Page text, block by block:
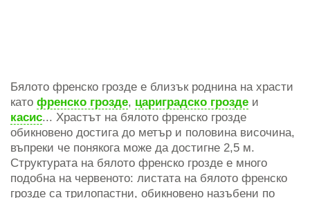
Бялото френско грозде е близък роднина на храсти
като френско грозде, цариградско грозде и
касис... Храстът на бялото френско грозде
обикновено достига до метър и половина височина,
въпреки че понякога може да достигне 2,5 м.
Структурата на бялото френско грозде е много
подобна на червеното: листата на бялото френско
грозде са трилопастни, обикновено назъбени по